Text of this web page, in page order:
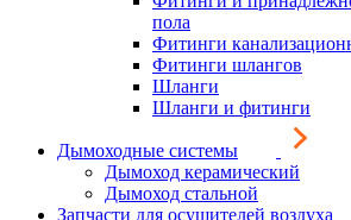
пола
Фитинги
Фитинги шлангов
Шланги
Шланги и фитинги
Дымоходные системы
Дымоход керамический
Дымоход стальной
Запчасти для осушителей воздуха